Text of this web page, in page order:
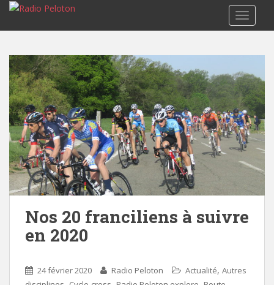
Nos 20 franciliens à suivre
en 2020
24 février 2020 Radio Peloton Actualité, Autres